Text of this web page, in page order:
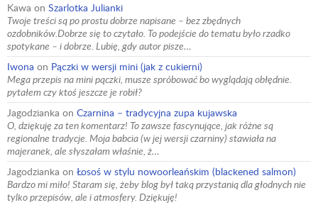
Kawa on Szarlotka Julianki
Twoje treści są po prostu dobrze napisane – bez zbędnych
ozdobników.Dobrze się to czytało. To podejście do tematu było rzadko
spotykane – i dobrze. Lubię, gdy autor pisze…
Iwona on Pączki w wersji mini (jak z cukierni)
Mega przepis na mini pączki, musze spróbować bo wyglądają obłędnie.
pytałem czy ktoś jeszcze je robił?
Jagodzianka on Czarnina – tradycyjna zupa kujawska
O, dziękuję za ten komentarz! To zawsze fascynujące, jak różne są
regionalne tradycje. Moja babcia (w jej wersji czarniny) stawiała na
majeranek, ale słyszałam właśnie, ż…
Jagodzianka on Łosoś w stylu nowoorleańskim (blackened salmon)
Bardzo mi miło! Staram się, żeby blog był taką przystanią dla głodnych nie
tylko przepisów, ale i atmosfery. Dziękuję!